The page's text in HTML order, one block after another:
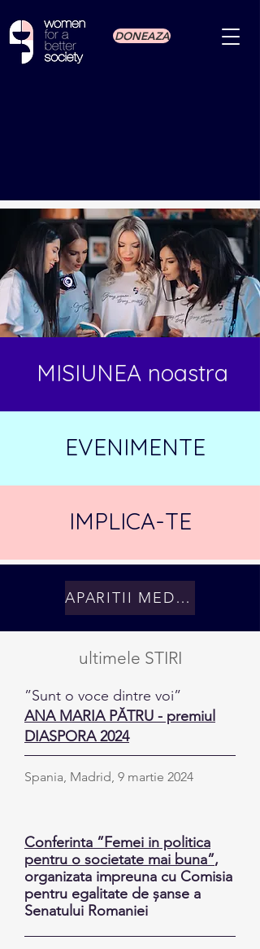
DONEAZA
MISIUNEA noastra
EVENIMENTE
IMPLICA-TE
APARITII MEDIA
ultimele STIRI
”Sunt o voce dintre voi”
ANA MARIA PĂTRU - premiul
DIASPORA 2024
Spania, Madrid, 9 martie 2024
Conferinta ”Femei in politica
pentru o societate mai buna”,
organizata impreuna cu Comisia
pentru egalitate de șanse a
Senatului Romaniei